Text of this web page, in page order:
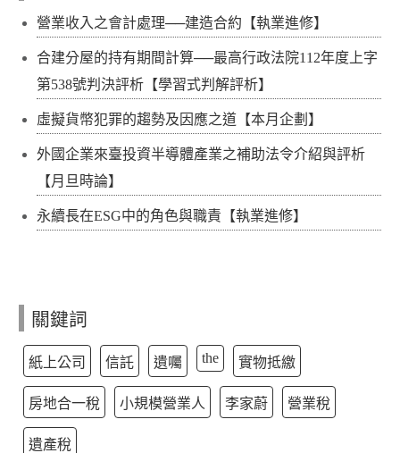
營業收入之會計處理──建造合約【執業進修】
合建分屋的持有期間計算──最高行政法院112年度上字
第538號判決評析【學習式判解評析】
虛擬貨幣犯罪的趨勢及因應之道【本月企劃】
外國企業來臺投資半導體產業之補助法令介紹與評析
【月旦時論】
永續長在ESG中的角色與職責【執業進修】
關鍵詞
紙上公司 信託 遺囑 the 實物抵繳
房地合一稅 小規模營業人 李家蔚 營業稅
遺產稅